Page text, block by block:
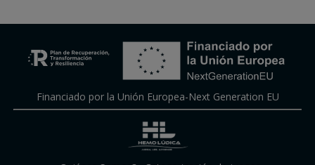
Financiado por la Unión Europea-Next Generation EU